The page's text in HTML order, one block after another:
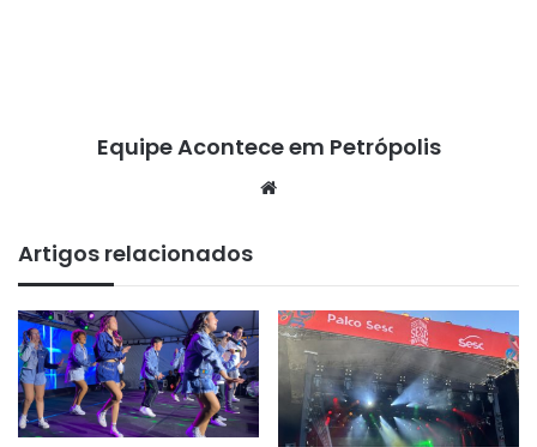
Equipe Acontece em Petrópolis
Artigos relacionados